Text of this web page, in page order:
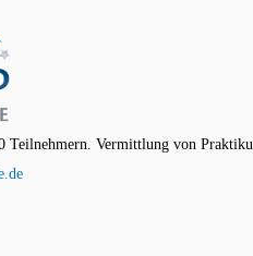
Vermittlung von